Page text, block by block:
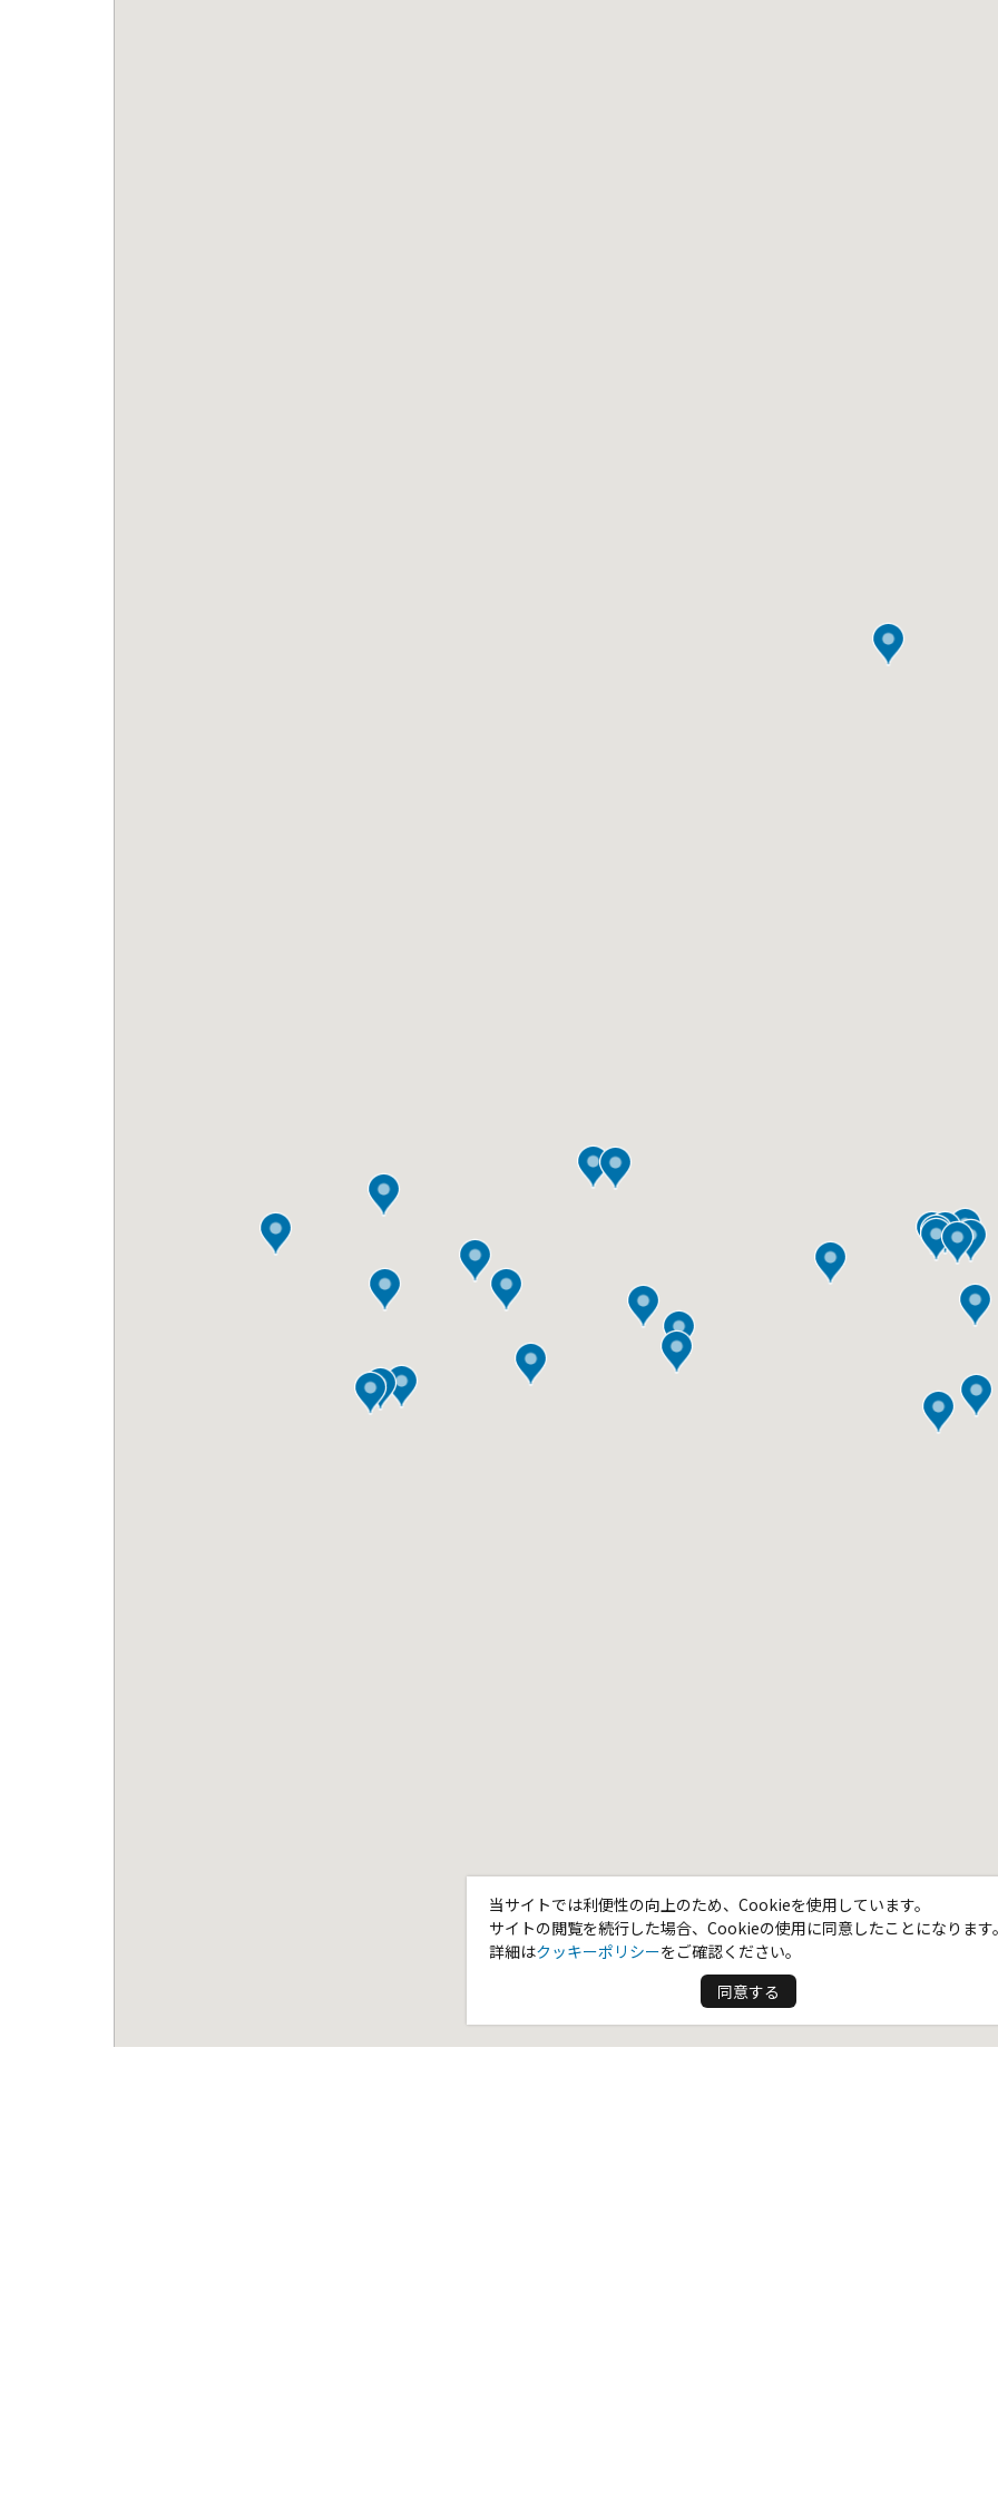
当サイトでは利便性の向上のため、Cookieを使用しています。
サイトの閲覧を続行した場合、Cookieの使用に同意したことになります
詳細はクッキーポリシーをご確認ください。
同意する